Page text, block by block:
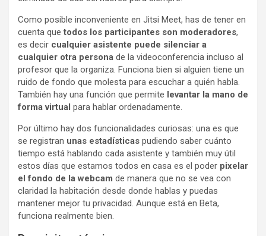
Como posible inconveniente en Jitsi Meet, has de tener en
cuenta quetodos los participantes son moderadores,
es decir cualquier asistente puede silenciar a
cualquier otra persona de la videoconferencia incluso al
profesor que la organiza. Funciona bien si alguien tiene un
ruido de fondo que molesta para escuchar a quién habla.
También hay una función que permite levantar la mano de
forma virtual para hablar ordenadamente.
Por último hay dos funcionalidades curiosas: una es que
se registran unas estadísticas pudiendo saber cuánto
tiempo está hablando cada asistente y también muy útil
estos días que estamos todos en casa es el poder pixelar
el fondo de la webcam de manera que no se vea con
claridad la habitación desde donde hablas y puedas
mantener mejor tu privacidad. Aunque está en Beta,
funciona realmente bien.